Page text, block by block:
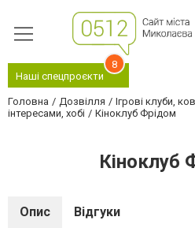
Наші спецпроєкти
8
Головна Дозвілля Ігрові клуби,
інтересами, хобі
Кіноклуб Фрідом
Кіноклуб
Опис Відгуки